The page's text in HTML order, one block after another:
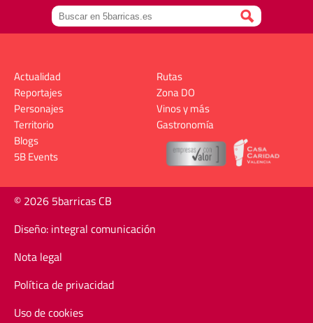
Actualidad
Reportajes
Personajes
Territorio
Rutas
Zona DO
Vinos y más
Gastronomía
Blogs
5B Events
© 2026 5barricas CB
Diseño: integral comunicación
Nota legal
Política de privacidad
Uso de cookies